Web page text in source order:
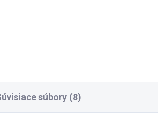
súbory (8)